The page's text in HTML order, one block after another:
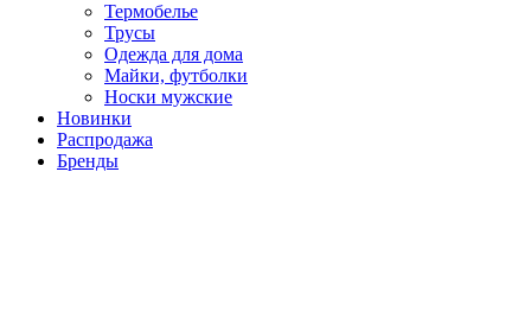
Термобелье
Трусы
Одежда для дома
Майки, футболки
Носки мужские
Новинки
Распродажа
Бренды